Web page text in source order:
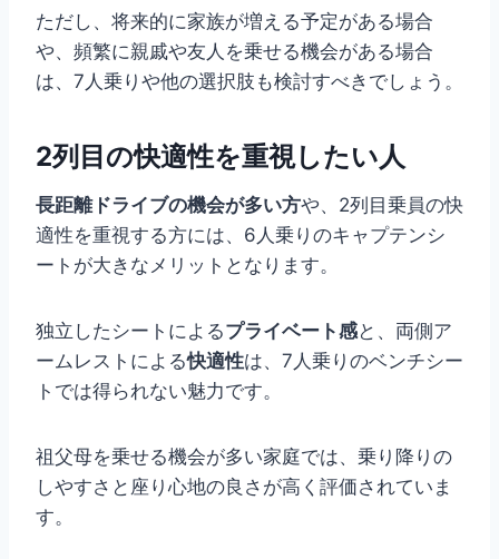
ただし、将来的に家族が増える予定がある場合
や、頻繁に親戚や友人を乗せる機会がある場合
は、7人乗りや他の選択肢も検討すべきでしょう。
2列目の快適性を重視したい人
長距離ドライブの機会が多い方や、2列目乗員の快
適性を重視する方には、6人乗りのキャプテンシ
ートが大きなメリットとなります。
独立したシートによるプライベート感と、両側ア
ームレストによる快適性は、7人乗りのベンチシー
トでは得られない魅力です。
祖父母を乗せる機会が多い家庭では、乗り降りの
しやすさと座り心地の良さが高く評価されていま
す。